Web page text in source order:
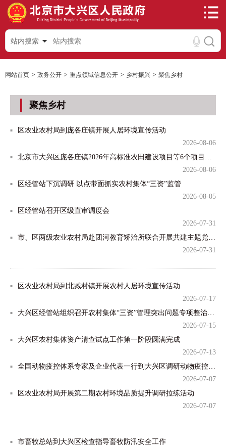
站内搜索
网站首页 > 政务公开 > 重点领域信息公开 > 乡村振兴 > 聚焦乡村
聚焦乡村
区农业农村局到庞各庄镇开展人居环境宣传活动
2026-08-06
北京市大兴区庞各庄镇2026年高标准农田建设项目等6个项目立项公示
2026-08-06
区经管站下沉调研 以点带面抓实农村集体“三资”监管
2026-08-05
区经管站召开区级直审调度会
2026-07-31
市、区两级农业农村局赴团河教育矫治所联合开展共建主题党日活动
2026-07-31
区农业农村局到北臧村镇开展农村人居环境宣传活动
2026-07-17
大兴区经管站组织召开农村集体“三资”管理突出问题专项整治工作专题调度会
2026-07-15
大兴区农村集体资产清查试点工作第一阶段圆满完成
2026-07-13
全国动物疫控体系专家及企业代表一行到大兴区调研动物疫控及宠物经济工作
2026-07-07
区农业农村局开展第二期农村环境品质提升调研拉练活动
2026-07-07
市畜牧总站到大兴区检查指导畜牧防汛安全工作